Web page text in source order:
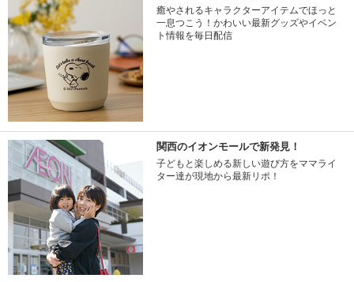
癒やされるキャラクターアイテムでほっと
一息つこう！かわいい最新グッズやイベン
ト情報を毎日配信
関西のイオンモールで新発見！
子どもと楽しめる新しい遊び方をママライ
ター達が現地から最新リポ！